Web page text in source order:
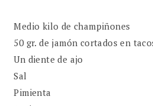
Medio kilo de champiñones
50 gr. de jamón cortados en
Un diente de ajo
Sal
Pimienta